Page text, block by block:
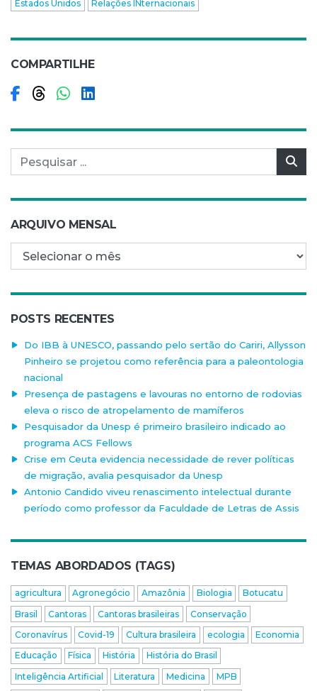
Estados Unidos
Relações INternacionais
COMPARTILHE
Compartilhar no Facebook
Compartilhar no Threads
Compartilhar no WhatsApp
Compartilhar no LinkedIn
Pesquisar por:
ARQUIVO MENSAL
Arquivo mensal
POSTS RECENTES
Do IBB à UNESCO, passando pelo sertão do Cariri, Allysson
Pinheiro se projetou como referência para a paleontologia
nacional
Presença de pastagens e lavouras no entorno de rodovias
eleva o risco de atropelamento de mamíferos
Pesquisador da Unesp é primeiro brasileiro indicado ao
programa ACS Fellows
Crise em Ceuta evidencia necessidade de rever políticas
de migração, avalia pesquisador da Unesp
Antonio Candido viveu renascimento intelectual durante
período como professor da Faculdade de Letras de Assis
TEMAS ABORDADOS (TAGS)
agricultura Agronegócio Amazônia Biologia
Botucatu
Brasil
Cantoras Cantoras brasileiras
Conservação
Coronavírus
Covid-19 Cultura brasileira ecologia
Economia
Educação
Física História
História do Brasil
Inteligência Artificial
Literatura Medicina
MPB